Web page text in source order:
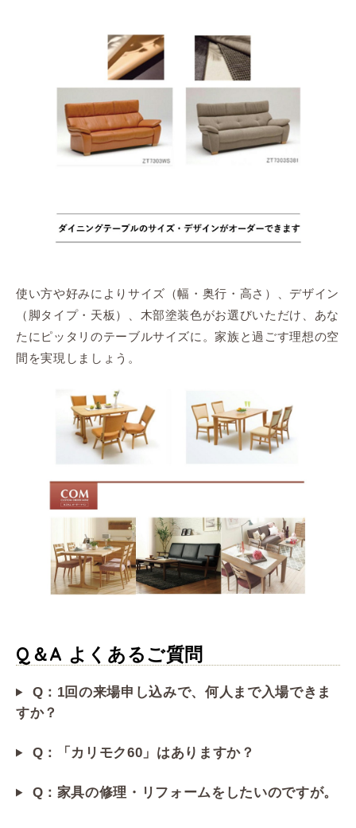
使い方や好みによりサイズ（幅・奥行・高さ）、デザイン
（脚タイプ・天板）、木部塗装色がお選びいただけ、あな
たにピッタリのテーブルサイズに。家族と過ごす理想の空
間を実現しましょう。
Q＆A よくあるご質問
Q：1回の来場申し込みで、何人まで入場できま
すか？
Q：「カリモク60」はありますか？
Q：家具の修理・リフォームをしたいのですが。